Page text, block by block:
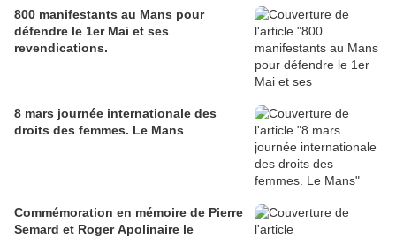
800 manifestants au Mans pour
défendre le 1er Mai et ses
revendications.
8 mars journée internationale des
droits des femmes. Le Mans
Commémoration en mémoire de Pierre
Semard et Roger Apolinaire le